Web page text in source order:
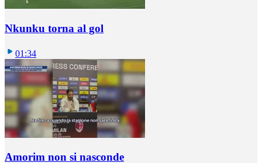
Nkunku torna al gol
01:34
Amorim non si nasconde